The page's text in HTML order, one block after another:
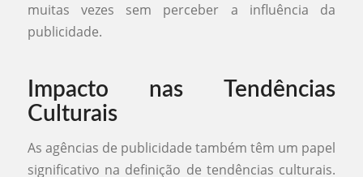
muitas vezes sem perceber a influência da
publicidade.
Impacto nas Tendências
Culturais
As agências de publicidade também têm um papel
significativo na definição de tendências culturais.